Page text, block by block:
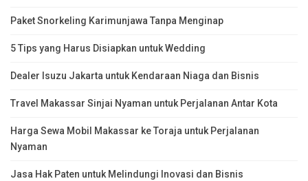
Paket Snorkeling Karimunjawa Tanpa Menginap
5 Tips yang Harus Disiapkan untuk Wedding
Dealer Isuzu Jakarta untuk Kendaraan Niaga dan Bisnis
Travel Makassar Sinjai Nyaman untuk Perjalanan Antar Kota
Harga Sewa Mobil Makassar ke Toraja untuk Perjalanan
Nyaman
Jasa Hak Paten untuk Melindungi Inovasi dan Bisnis